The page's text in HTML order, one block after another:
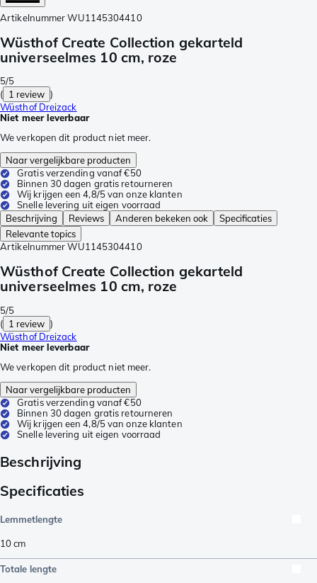
Artikelnummer WU1145304410
Wüsthof Create Collection gekarteld
universeelmes 10 cm, roze
5/5
( 1 review )
Wüsthof Dreizack
Niet meer leverbaar
We verkopen dit product niet meer.
Naar vergelijkbare producten
Gratis verzending vanaf €50
Binnen 30 dagen gratis retourneren
Wij krijgen een 4,8/5 van onze klanten
Snelle levering uit eigen voorraad
Beschrijving
Reviews Anderen bekeken ook
Specificaties
Relevante topics
Artikelnummer WU1145304410
Wüsthof Create Collection gekarteld
universeelmes 10 cm, roze
5/5
( 1 review )
Wüsthof Dreizack
Niet meer leverbaar
We verkopen dit product niet meer.
Naar vergelijkbare producten
Gratis verzending vanaf €50
Binnen 30 dagen gratis retourneren
Wij krijgen een 4,8/5 van onze klanten
Snelle levering uit eigen voorraad
Beschrijving
Specificaties
Lemmetlengte
10cm
Totale lengte